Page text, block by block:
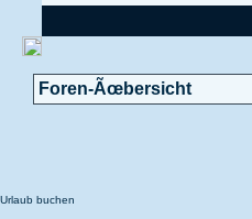
Foren-Ãœbersicht
Urlaub buchen